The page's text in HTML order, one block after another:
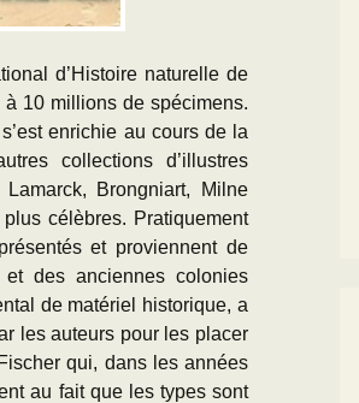
d’Histoire naturelle de
10 millions de spécimens.
enrichie au cours de la
collections d’illustres
Brongniart, Milne
célèbres. Pratiquement
et proviennent de
et des anciennes colonies
de matériel historique, a
les auteurs pour les placer
qui, dans les années
au fait que les types sont